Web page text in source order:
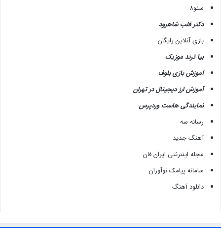
سئو8
دکتر قلب شاهرود
بازی آنلاین رایگان
بیا ترند موزیک
آموزش بازی بلوف
آموزش ارز دیجیتال در تهران
نمایندگی هاست وردپرس
رسانه سه
آهنگ جدید
مجله اینترنتی ایران فان
سامانه پیامک نوآوران
دانلود آهنگ